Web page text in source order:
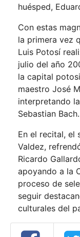
huésped,
Con estas
la primera vez
Luis Potosí
julio del año
la capital
maestro José
interpretando
Sebastian Bach.
En el recital, el
Valdez,
Ricardo
apoyando a la
proceso de
seguir
culturales del